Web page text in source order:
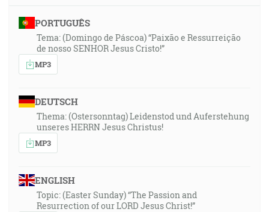
PORTUGUÊS
Tema: (Domingo de Páscoa) “Paixão e Ressurreição
de nosso SENHOR Jesus Cristo!”
MP3
DEUTSCH
Thema: (Ostersonntag) Leidenstod und Auferstehung
unseres HERRN Jesus Christus!
MP3
ENGLISH
Topic: (Easter Sunday) “The Passion and
Resurrection of our LORD Jesus Christ!”